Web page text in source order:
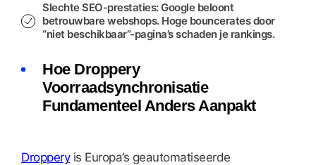
Slechte SEO-prestaties: Google beloont
betrouwbare webshops. Hoge bouncerates door
“niet beschikbaar”-pagina’s schaden je rankings.
Hoe Droppery
Voorraadsynchronisatie
Fundamenteel Anders Aanpakt
Dropperyis Europa’s geautomatiseerde